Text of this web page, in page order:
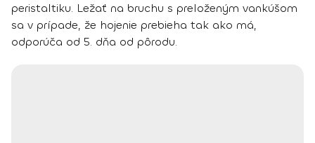
peristaltiku. Ležať na bruchu s preloženým vankúšom
sa v prípade, že hojenie prebieha tak ako má,
odporúča od 5. dňa od pôrodu.